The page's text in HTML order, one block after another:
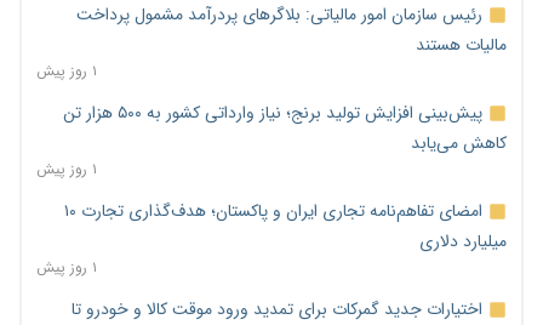
رئیس سازمان امور مالیاتی: بلاگرهای پردرآمد مشمول پرداخت
مالیات هستند
۱ روز پیش
پیش‌بینی افزایش تولید برنج؛ نیاز وارداتی کشور به ۵۰۰ هزار تن
کاهش می‌یابد
۱ روز پیش
امضای تفاهم‌نامه تجاری ایران و پاکستان؛ هدف‌گذاری تجارت ۱۰
میلیارد دلاری
۱ روز پیش
اختیارات جدید گمرکات برای تمدید ورود موقت کالا و خودرو تا